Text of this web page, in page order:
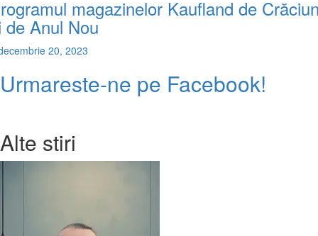
magazinelor Kaufland de
de Anul Nou
20, 2023
Urmareste-ne pe Facebook!
Alte stiri